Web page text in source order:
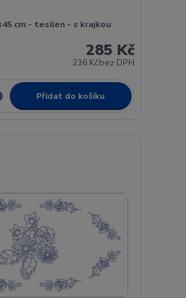
cm - tesilen - s krajkou
285 Kč
236 Kčbez DPH
Přidat do košíku